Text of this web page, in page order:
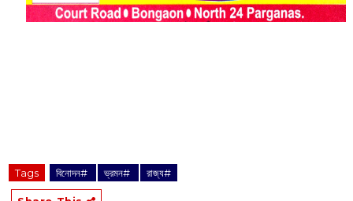
Tags বিনোদন# ভ্রমন# রাজ্য#